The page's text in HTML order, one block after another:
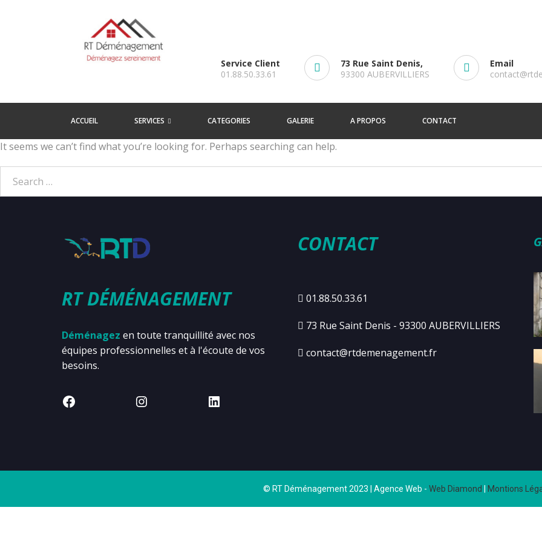
Service Client
01.88.50.33.61
73 Rue Saint Denis,
93300 AUBERVILLIERS
Email
ACCUEIL SERVICES CATEGORIES GALERIE A PROPOS CONTACT
It seems we can’t find what you’re looking for. Perhaps searching can help.
RT DÉMÉNAGEMENT
Déménagez en toute tranquillité avec nos
équipes professionnelles et à l'écoute de vos
besoins.
CONTACT
01.88.50.33.61
73 Rue Saint Denis - 93300 AUBERVILLIERS
contact@rtdemenagement.fr
© RT Déménagement 2023 | Agence Web - Web Diamond Montions